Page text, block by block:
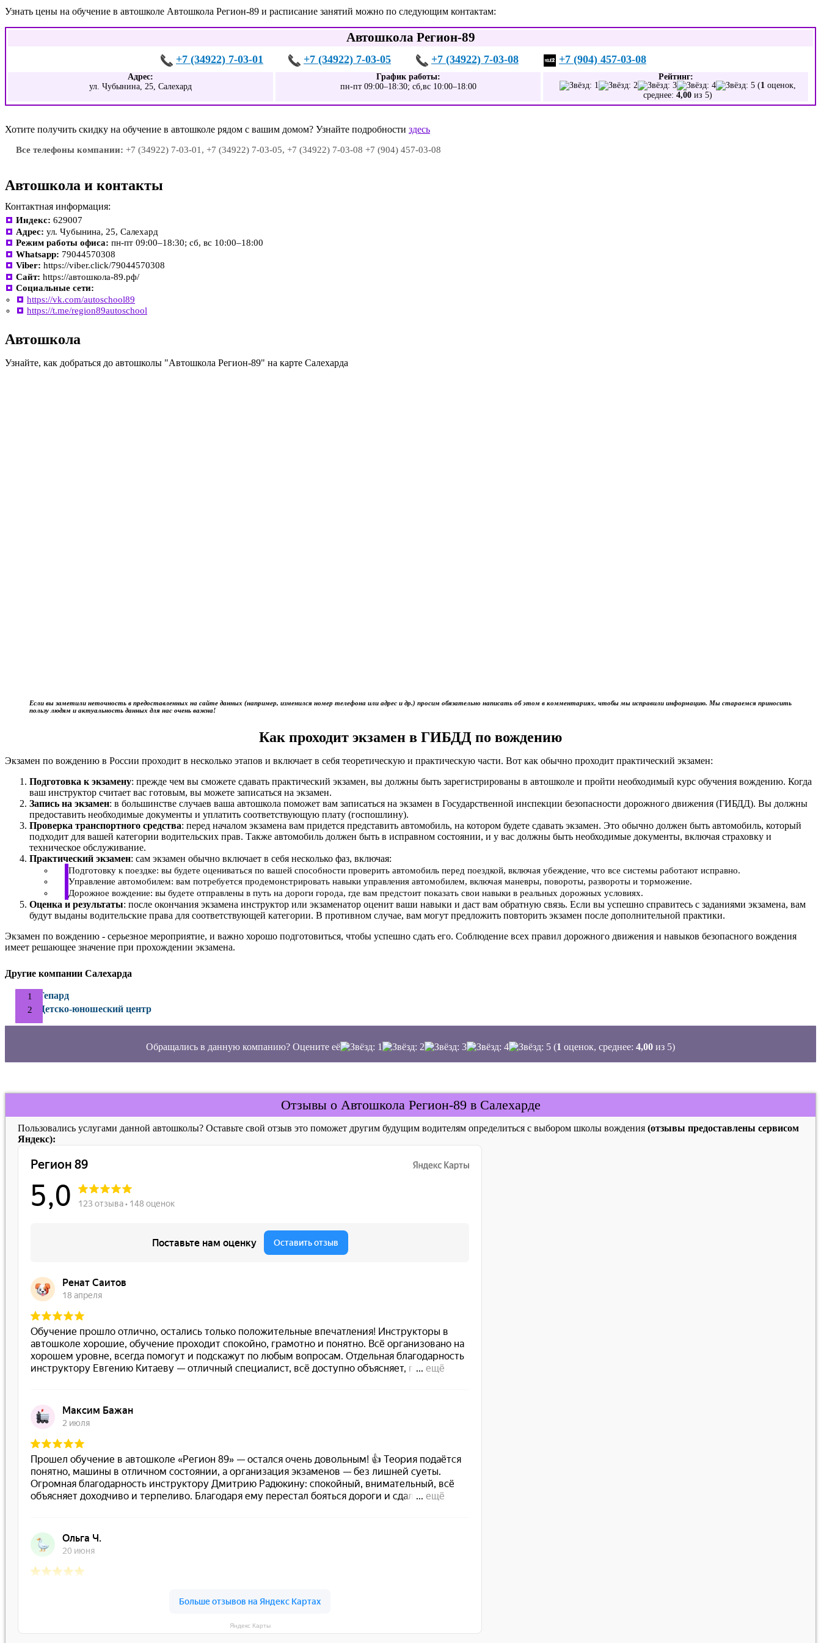
Узнать цены на обучение в автошколе Автошкола Регион-89 и расписание занятий можно по следующим контактам:
Автошкола Регион-89
+7 (34922) 7-03-01 +7 (34922) 7-03-05 +7 (34922) 7-03-08 +7 (904) 457-03-08
Адрес:
ул. Чубынина, 25, Салехард
График работы:
пн-пт 09:00–18:30; сб,вс 10:00–18:00
Рейтинг:
(1 оценок,
среднее: 4,00 из 5)
Хотите получить скидку на обучение в автошколе рядом с вашим домом? Узнайте подробности здесь
Все телефоны компании: +7 (34922) 7-03-01, +7 (34922) 7-03-05, +7 (34922) 7-03-08 +7 (904) 457-03-08
Автошкола и контакты
Контактная информация:
Индекс: 629007
Адрес: ул. Чубынина, 25, Салехард
Режим работы офиса: пн-пт 09:00–18:30; сб, вс 10:00–18:00
Whatsapp: 79044570308
Viber: https://viber.click/79044570308
Сайт: https://автошкола-89.рф/
Социальные сети:
https://vk.com/autoschool89
https://t.me/region89autoschool
Автошкола
Узнайте, как добраться до автошколы "Автошкола Регион-89" на карте Салехарда
Если вы заметили неточность в предоставленных на сайте данных (например, изменился номер телефона или адрес и др.) просим обязательно написать об этом в комментариях, чтобы мы исправили информацию. Мы стараемся приносить
пользу людям и актуальность данных для нас очень важна!
Как проходит экзамен в ГИБДД по вождению
Экзамен по вождению в России проходит в несколько этапов и включает в себя теоретическую и практическую части. Вот как обычно проходит практический экзамен:
Подготовка к экзамену: прежде чем вы сможете сдавать практический экзамен, вы должны быть зарегистрированы в автошколе и пройти необходимый курс обучения вождению. Когда
ваш инструктор считает вас готовым, вы можете записаться на экзамен.
Запись на экзамен: в большинстве случаев ваша автошкола поможет вам записаться на экзамен в Государственной инспекции безопасности дорожного движения (ГИБДД). Вы должны
предоставить необходимые документы и уплатить соответствующую плату (госпошлину).
Проверка транспортного средства: перед началом экзамена вам придется представить автомобиль, на котором будете сдавать экзамен. Это обычно должен быть автомобиль, который
подходит для вашей категории водительских прав. Также автомобиль должен быть в исправном состоянии, и у вас должны быть необходимые документы, включая страховку и
техническое обслуживание.
Практический экзамен: сам экзамен обычно включает в себя несколько фаз, включая:
Подготовку к поездке: вы будете оцениваться по вашей способности проверить автомобиль перед поездкой, включая убеждение, что все системы работают исправно.
Управление автомобилем: вам потребуется продемонстрировать навыки управления автомобилем, включая маневры, повороты, развороты и торможение.
Дорожное вождение: вы будете отправлены в путь на дороги города, где вам предстоит показать свои навыки в реальных дорожных условиях.
Оценка и результаты: после окончания экзамена инструктор или экзаменатор оценит ваши навыки и даст вам обратную связь. Если вы успешно справитесь с заданиями экзамена, вам
будут выданы водительские права для соответствующей категории. В противном случае, вам могут предложить повторить экзамен после дополнительной практики.
Экзамен по вождению - серьезное мероприятие, и важно хорошо подготовиться, чтобы успешно сдать его. Соблюдение всех правил дорожного движения и навыков безопасного вождения
имеет решающее значение при прохождении экзамена.
Другие компании Салехарда
Гепард
Детско-юношеский центр
Обращались в данную компанию? Оцените её (1 оценок, среднее: 4,00 из 5)
Отзывы о Автошкола Регион-89 в Салехарде
Пользовались услугами данной автошколы? Оставьте свой отзыв это поможет другим будущим водителям определиться с выбором школы вождения (отзывы предоставлены сервисом
Яндекс):
Яндекс Карты